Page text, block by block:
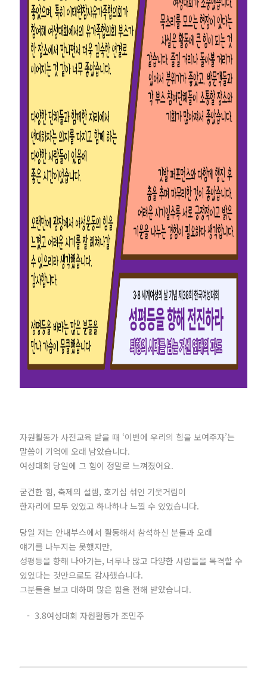
자원활동가 사전교육 받을 때 ‘이번에 우리의 힘을 보여주자’는
말씀이 기억에 오래 남았습니다.
여성대회 당일에 그 힘이 정말로 느껴졌어요.
굳건한 힘, 축제의 설렘, 호기심 섞인 기웃거림이
한자리에 모두 있었고 하나하나 느낄 수 있었습니다.
당일 저는 안내부스에서 활동해서 참석하신 분들과 오래
얘기를 나누지는 못했지만,
성평등을 향해 나아가는, 너무나 많고 다양한 사람들을 목격할 수
있었다는 것만으로도 감사했습니다.
그분들을 보고 대하며 많은 힘을 전해 받았습니다.
- 3.8여성대회 자원활동가 조민주